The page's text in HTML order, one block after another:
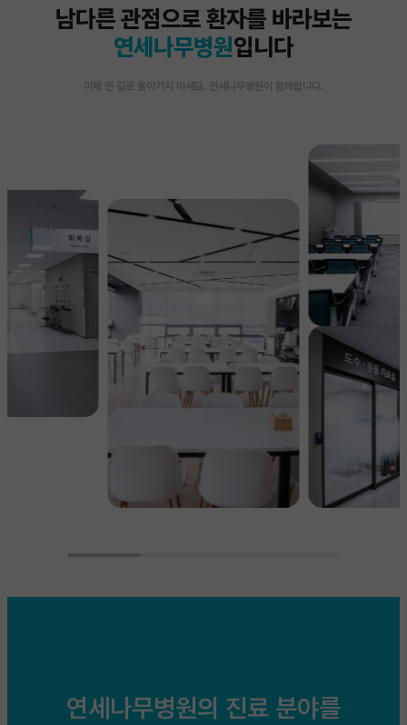
남다른 관점으로 환자를 바라보는
연세나무병원입니다
이제 먼 길로 돌아가지 마세요. 연세나무병원이 함께합니다.
연세나무병원의 진료 분야를